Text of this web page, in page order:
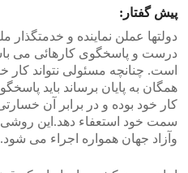
پیش گفتار:
دولتها عملن نماینده و
درست و پاسخگوی کارهائی می
است. چنانچه مسئولی نتواند کار
همگان به پایان برساند باید
کار خود بوده و در برابر آن
سمت خود استعفاء دهد.این
وآزاد جهان همواره اجراء می شود.